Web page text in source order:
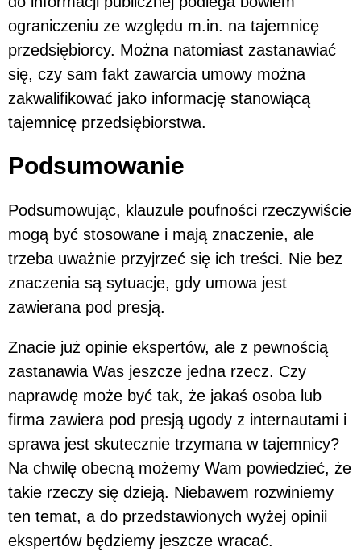
ograniczeniu ze względu m.in. na tajemnicę
przedsiębiorcy. Można natomiast zastanawiać
się, czy sam fakt zawarcia umowy można
zakwalifikować jako informację stanowiącą
tajemnicę przedsiębiorstwa.
Podsumowanie
Podsumowując, klauzule poufności rzeczywiście
mogą być stosowane i mają znaczenie, ale
trzeba uważnie przyjrzeć się ich treści. Nie bez
znaczenia są sytuacje, gdy umowa jest
zawierana pod presją.
Znacie już opinie ekspertów, ale z pewnością
zastanawia Was jeszcze jedna rzecz. Czy
naprawdę może być tak, że jakaś osoba lub
firma zawiera pod presją ugody z internautami i
sprawa jest skutecznie trzymana w tajemnicy?
Na chwilę obecną możemy Wam powiedzieć, że
takie rzeczy się dzieją. Niebawem rozwiniemy
ten temat, a do przedstawionych wyżej opinii
ekspertów będziemy jeszcze wracać.